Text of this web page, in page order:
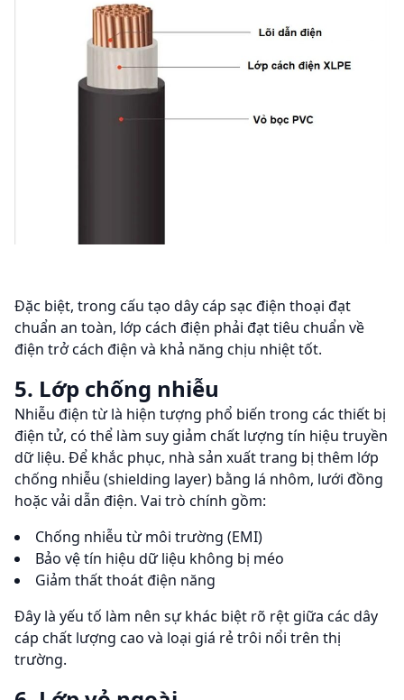
Đặc biệt, trong cấu tạo dây cáp sạc điện thoại đạt
chuẩn an toàn, lớp cách điện phải đạt tiêu chuẩn về
điện trở cách điện và khả năng chịu nhiệt tốt.
5. Lớp chống nhiễu
Nhiễu điện từ là hiện tượng phổ biến trong các thiết bị
điện tử, có thể làm suy giảm chất lượng tín hiệu truyền
dữ liệu. Để khắc phục, nhà sản xuất trang bị thêm lớp
chống nhiễu (shielding layer) bằng lá nhôm, lưới đồng
hoặc vải dẫn điện. Vai trò chính gồm:
Chống nhiễu từ môi trường (EMI)
Bảo vệ tín hiệu dữ liệu không bị méo
Giảm thất thoát điện năng
Đây là yếu tố làm nên sự khác biệt rõ rệt giữa các dây
cáp chất lượng cao và loại giá rẻ trôi nổi trên thị
trường.